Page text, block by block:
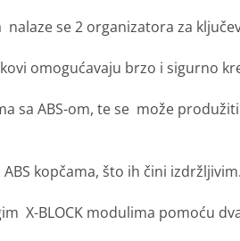
se 2 organizatora za
omogućavaju brzo i sigurno
sa ABS-om, te se može
kopčama, što ih čini izdržljivim.
X-BLOCK modulima pomoću